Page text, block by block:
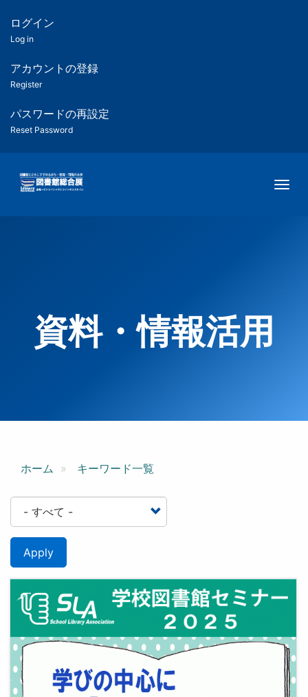
ツ
匿
名
ユ
ー
ー
用
メ
ログイン
Log in
アカウントの登録
Register
パスワードの再設定
Reset Password
資料・情報活用
ホーム キーワード一覧
Apply